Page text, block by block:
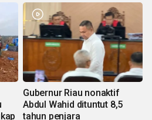
Gubernur Riau nonaktif
Abdul Wahid dituntut 8,5
tahun penjara